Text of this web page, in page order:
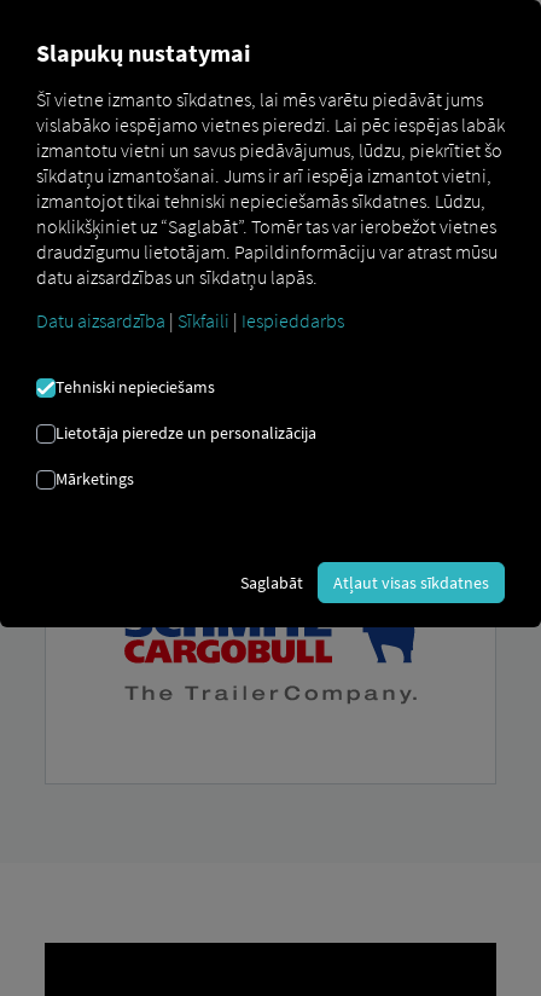
Marketplace Connectors
Schmitz Cargobull
Connect
How
to
SCHMITZ CARGOBULL
IESĀCĒJU APMĀCĪBA
Soli pa solim instrukcijas, kā
pielāgot savas piekabes RIO lai
izveidotu savienojumu.
Slapukų nustatymai
Šī vietne izmanto sīkdatnes, lai mēs varētu piedāvāt jums
vislabāko iespējamo vietnes pieredzi. Lai pēc iespējas labāk
izmantotu vietni un savus piedāvājumus, lūdzu, piekrītiet šo
sīkdatņu izmantošanai. Jums ir arī iespēja izmantot vietni,
izmantojot tikai tehniski nepieciešamās sīkdatnes. Lūdzu,
noklikšķiniet uz “Saglabāt”. Tomēr tas var ierobežot vietnes
draudzīgumu lietotājam. Papildinformāciju var atrast mūsu
datu aizsardzības un sīkdatņu lapās.
Datu aizsardzība | Sīkfaili | Iespieddarbs
Tehniski nepieciešams
Lietotāja pieredze un personalizācija
Mārketings
Saglabāt Atļaut visas sīkdatnes